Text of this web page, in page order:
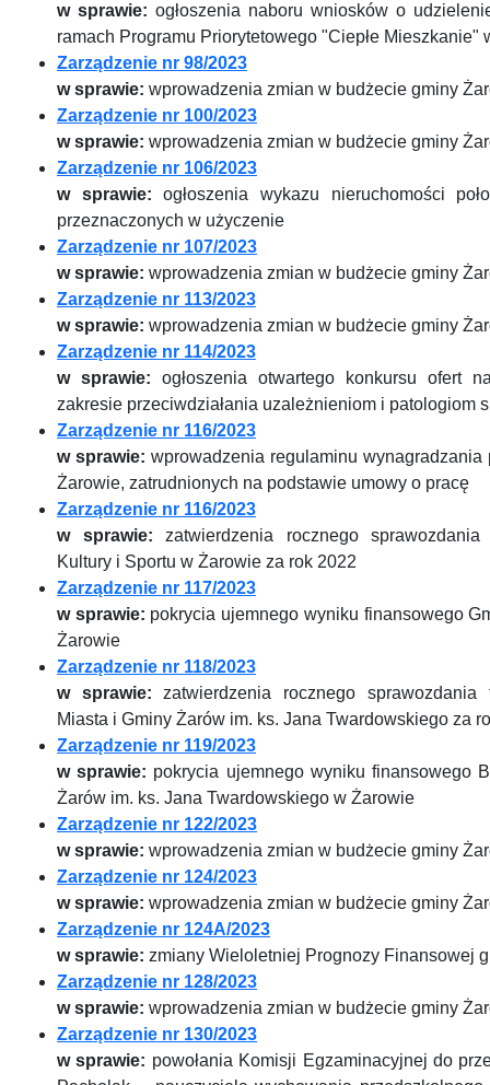
w sprawie: ogłoszenia naboru wniosków o
ramach Programu Priorytetowego "Ciepłe Mieszkanie"
Zarządzenie nr 98/2023
w sprawie: wprowadzenia zmian w budżecie gminy
Zarządzenie nr 100/2023
w sprawie: wprowadzenia zmian w budżecie gminy
Zarządzenie nr 106/2023
w sprawie: ogłoszenia wykazu nieruchomości
przeznaczonych w użyczenie
Zarządzenie nr 107/2023
w sprawie: wprowadzenia zmian w budżecie gminy
Zarządzenie nr 113/2023
w sprawie: wprowadzenia zmian w budżecie gminy
Zarządzenie nr 114/2023
w sprawie: ogłoszenia otwartego konkursu ofert
zakresie przeciwdziałania uzależnieniom i patologiom
Zarządzenie nr 116/2023
w sprawie: wprowadzenia regulaminu
Żarowie, zatrudnionych na podstawie umowy o pracę
Zarządzenie nr 116/2023
w sprawie: zatwierdzenia rocznego
Kultury i Sportu w Żarowie za rok 2022
Zarządzenie nr 117/2023
w sprawie: pokrycia ujemnego wyniku finansowego
Żarowie
Zarządzenie nr 118/2023
w sprawie:zatwierdzenia rocznego
Miasta i Gminy Żarów im. ks. Jana Twardowskiego za
Zarządzenie nr 119/2023
w sprawie: pokrycia ujemnego wyniku finansowego
Żarów im. ks. Jana Twardowskiego w Żarowie
Zarządzenie nr 122/2023
w sprawie: wprowadzenia zmian w budżecie gminy
Zarządzenie nr 124/2023
w sprawie: wprowadzenia zmian w budżecie gminy
Zarządzenie nr 124A/2023
w sprawie: zmiany Wieloletniej Prognozy Finansowej
Zarządzenie nr 128/2023
w sprawie: wprowadzenia zmian w budżecie gminy
Zarządzenie nr 130/2023
w sprawie: powołania Komisji Egzaminacyjnej do